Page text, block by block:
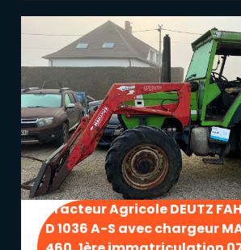
Tracteur Agricole DEUTZ
D 1036 A-S avec chargeur